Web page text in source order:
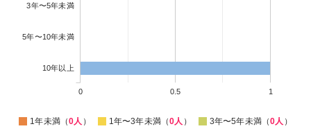
3年〜5年未満
5年〜10年未満
10年以上
0 0.5 1
1年未満（0人 ） 1年〜3年未満（0人 ） 3年〜5年未満（0人 ）